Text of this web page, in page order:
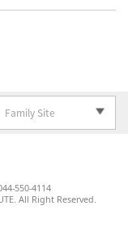
Family Site
550-4114
All Right Reserved.